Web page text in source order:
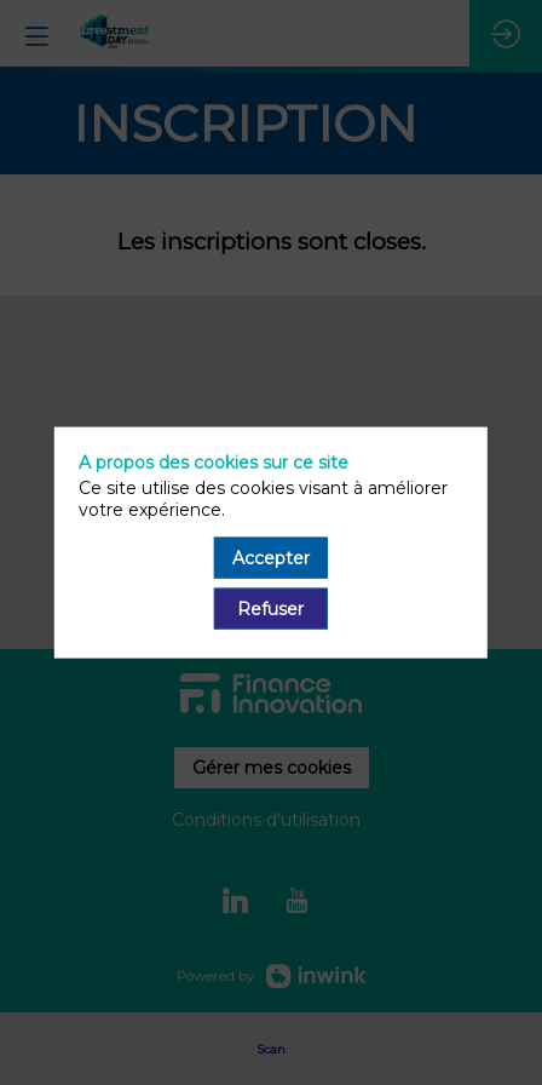
INSCRIPTION
Les inscriptions sont closes.
Gérer mes cookies
Conditions d'utilisation
Powered by
Scan
A propos des cookies sur ce site
Ce site utilise des cookies visant à améliorer
votre expérience.
Accepter
Refuser